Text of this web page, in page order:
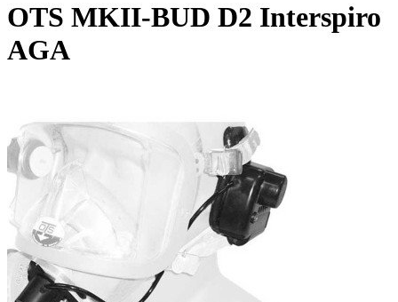
OTS MKII-BUD D2 Interspiro
AGA